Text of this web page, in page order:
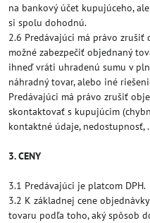
na bankový účet kupujúceho,
si spolu dohodnú.
2.6 Predávajúci má právo
možné zabezpečiť objednaný
ihneď vráti uhradenú sumu v
náhradný tovar, alebo iné
Predávajúci má právo zrušiť
skontaktovať s kupujúcim
kontaktné údaje, nedostupnosť,
3. CENY
3.1 Predávajúci je platcom DPH.
3.2 K základnej cene
tovaru podľa toho, aký spôsob